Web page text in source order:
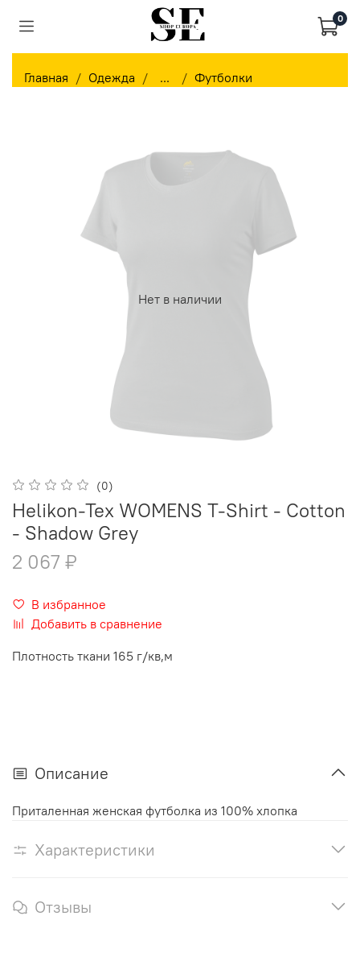
0
Главная Одежда ... Футболки
Нет в наличии
(0)
Helikon-Tex WOMENS T-Shirt - Cotton
- Shadow Grey
2 067 ₽
В избранное
Добавить в сравнение
Плотность ткани 165 г/кв,м
Описание
Приталенная женская футболка из 100% хлопка
Характеристики
Отзывы